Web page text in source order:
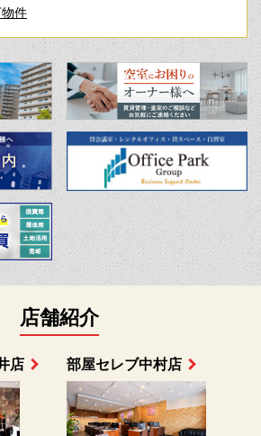
物件
店舗紹介
店 部屋セレブ中村店